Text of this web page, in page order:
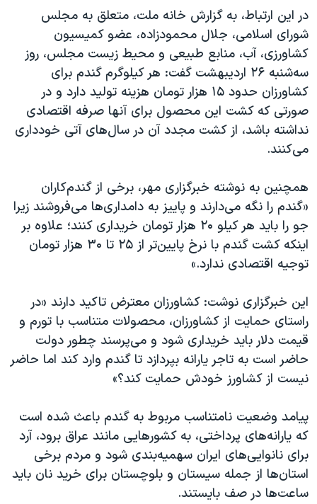
در این ارتباط، به گزارش خانه ملت، متعلق به مجلس
شورای اسلامی، جلال محمودزاده، عضو کمیسیون
کشاورزی، آب، منابع طبیعی و محیط زیست مجلس، روز
سه‌شنبه ۲۶ اردیبهشت گفت: هر کیلوگرم گندم برای
کشاورزان حدود ۱۵ هزار تومان هزینه تولید دارد و در
صورتی که کشت این محصول برای آنها صرفه اقتصادی
نداشته باشد، از کشت مجدد آن در سال‌های آتی خودداری
می‌کنند.
همچنین به نوشته خبرگزاری مهر، برخی از گندم‌کاران
«گندم را نگه می‌دارند و پاییز به دامداری‌ها می‌فروشند زیرا
جو را باید هر کیلو ۲۰ هزار تومان خریداری کنند؛ علاوه بر
اینکه کشت گندم با نرخ پایین‌تر از ۲۵ تا ۳۰ هزار تومان
توجیه اقتصادی ندارد.»
این خبرگزاری نوشت: کشاورزان معترض تاکید دارند «در
راستای حمایت از کشاورزان، محصولات متناسب با تورم و
قیمت دلار باید خریداری شود و می‌پرسند چطور دولت
حاضر است به تاجر یارانه بپردازد تا گندم وارد کند اما حاضر
نیست از کشاورز خودش حمایت کند؟»
پیامد وضعیت نامتناسب مربوط به گندم باعث شده است
که یارانه‌های پرداختی، به کشورهایی مانند عراق برود، آرد
برای نانوایی‌های ایران سهمیه‌بندی ‌شود و مردم برخی
استان‌ها از جمله سیستان و بلوچستان برای خرید نان باید
ساعت‌ها در صف بایستند.